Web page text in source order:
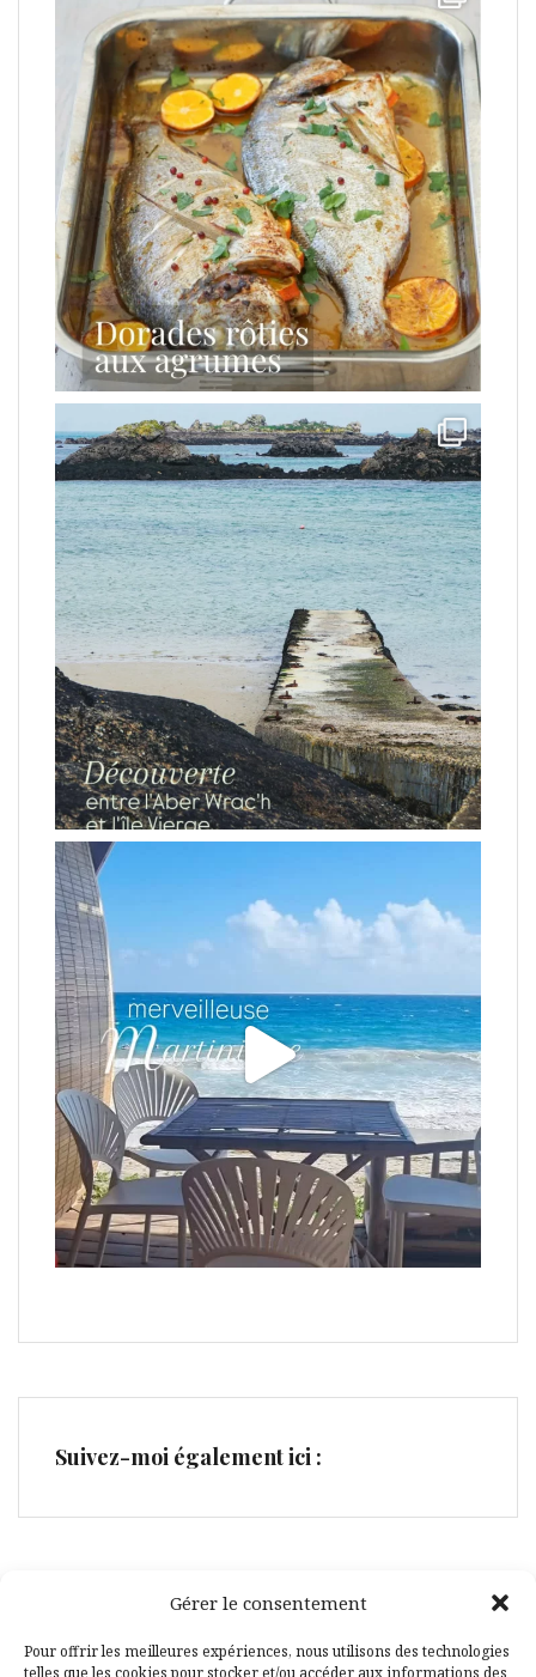
Gérer le consentement
Pour offrir les meilleures expériences, nous utilisons des technologies
telles que les cookies pour stocker et/ou accéder aux informations des
Suivez-moi également ici :
Facebook
Pinterest